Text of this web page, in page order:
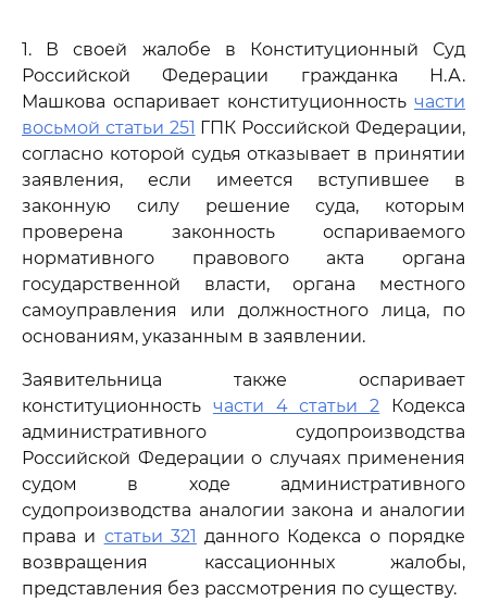
1. В своей жалобе в Конституционный Суд
Российской Федерации гражданка Н.А.
Машкова оспаривает конституционность части
восьмой статьи 251 ГПК Российской Федерации,
согласно которой судья отказывает в принятии
заявления, если имеется вступившее в
законную силу решение суда, которым
проверена законность оспариваемого
нормативного правового акта органа
государственной власти, органа местного
самоуправления или должностного лица, по
основаниям, указанным в заявлении.
Заявительница также оспаривает
конституционность части 4 статьи 2 Кодекса
административного судопроизводства
Российской Федерации о случаях применения
судом в ходе административного
судопроизводства аналогии закона и аналогии
права и статьи 321 данного Кодекса о порядке
возвращения кассационных жалобы,
представления без рассмотрения по существу.